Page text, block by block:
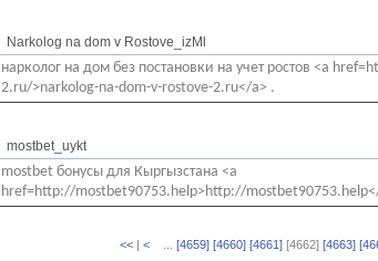
Narkolog na dom v Rostove_izMl
нарколог на дом без постановки на учет ростов <a
2.ru/>narkolog-na-dom-v-rostove-2.ru</a> .
mostbet_uykt
mostbet бонусы для Кыргызстана <a
href=http://mostbet90753.help>http://
<< | < [4659] [4660] [4661] [4662] [4663]